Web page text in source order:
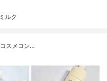
ルク
スメコン…